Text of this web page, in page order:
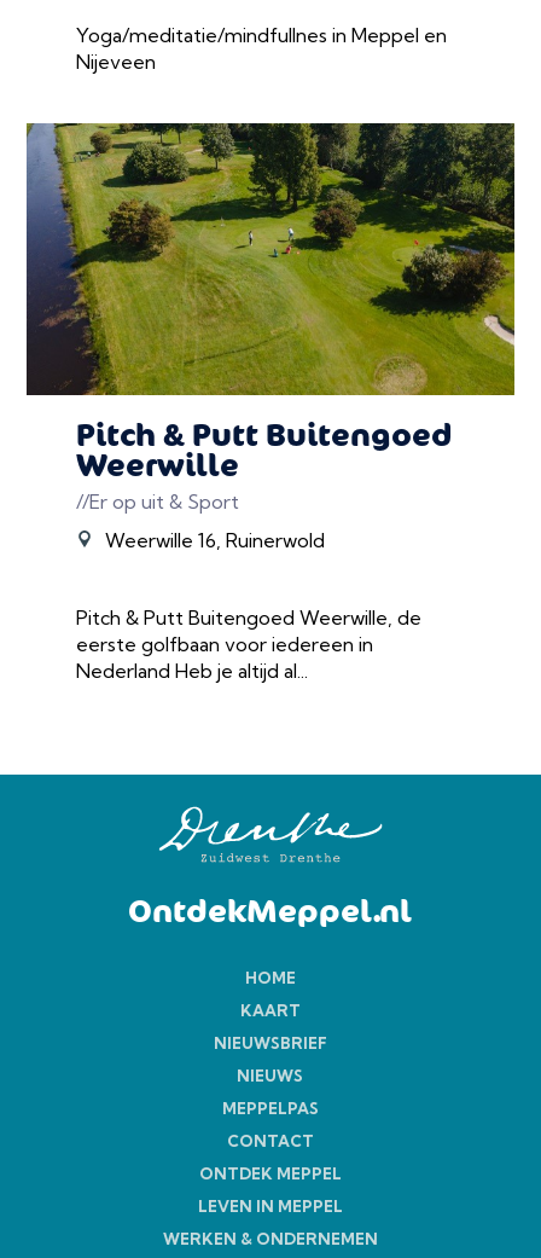
Yoga/meditatie/mindfullnes in Meppel en
Nijeveen
Pitch & Putt Buitengoed
Weerwille
//Er op uit & Sport
Weerwille 16, Ruinerwold
Pitch & Putt Buitengoed Weerwille, de
eerste golfbaan voor iedereen in
Nederland Heb je altijd al...
OntdekMeppel.nl
HOME
KAART
NIEUWSBRIEF
NIEUWS
MEPPELPAS
CONTACT
ONTDEK MEPPEL
LEVEN IN MEPPEL
WERKEN & ONDERNEMEN